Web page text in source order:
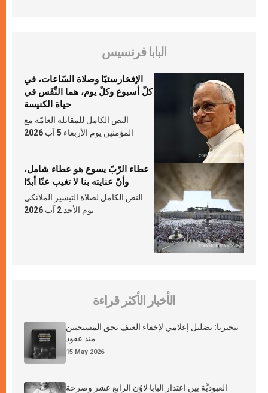
البابا فرنسيس
الإفخارستيّا وصلاة السّاعات، في
كلّ أسبوع وكلّ يوم، هما النَّفَس في
حياة الكنيسة
النص الكامل للمقابلة العامّة مع
المؤمنين يوم الأربعاء 5 آب 2026
عطاء الرّبّ يسوع هو عطاء شامل،
وأنّ عنايته بنا لا تغيب عنّا أبدًا
النص الكامل لصلاة التبشير الملائكي
يوم الأحد 2 آب 2026
الأخبار الأكثر قراءة
نيجيريا: تضليل إعلامي لإخفاء العنف بحق المسيحيين
منذ عقود
15 May 2026
العبوديَّة بين اعتذار البابا لاوُن الرابع عشر وصرخة